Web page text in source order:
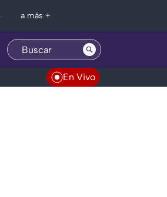
a más +
En Vivo